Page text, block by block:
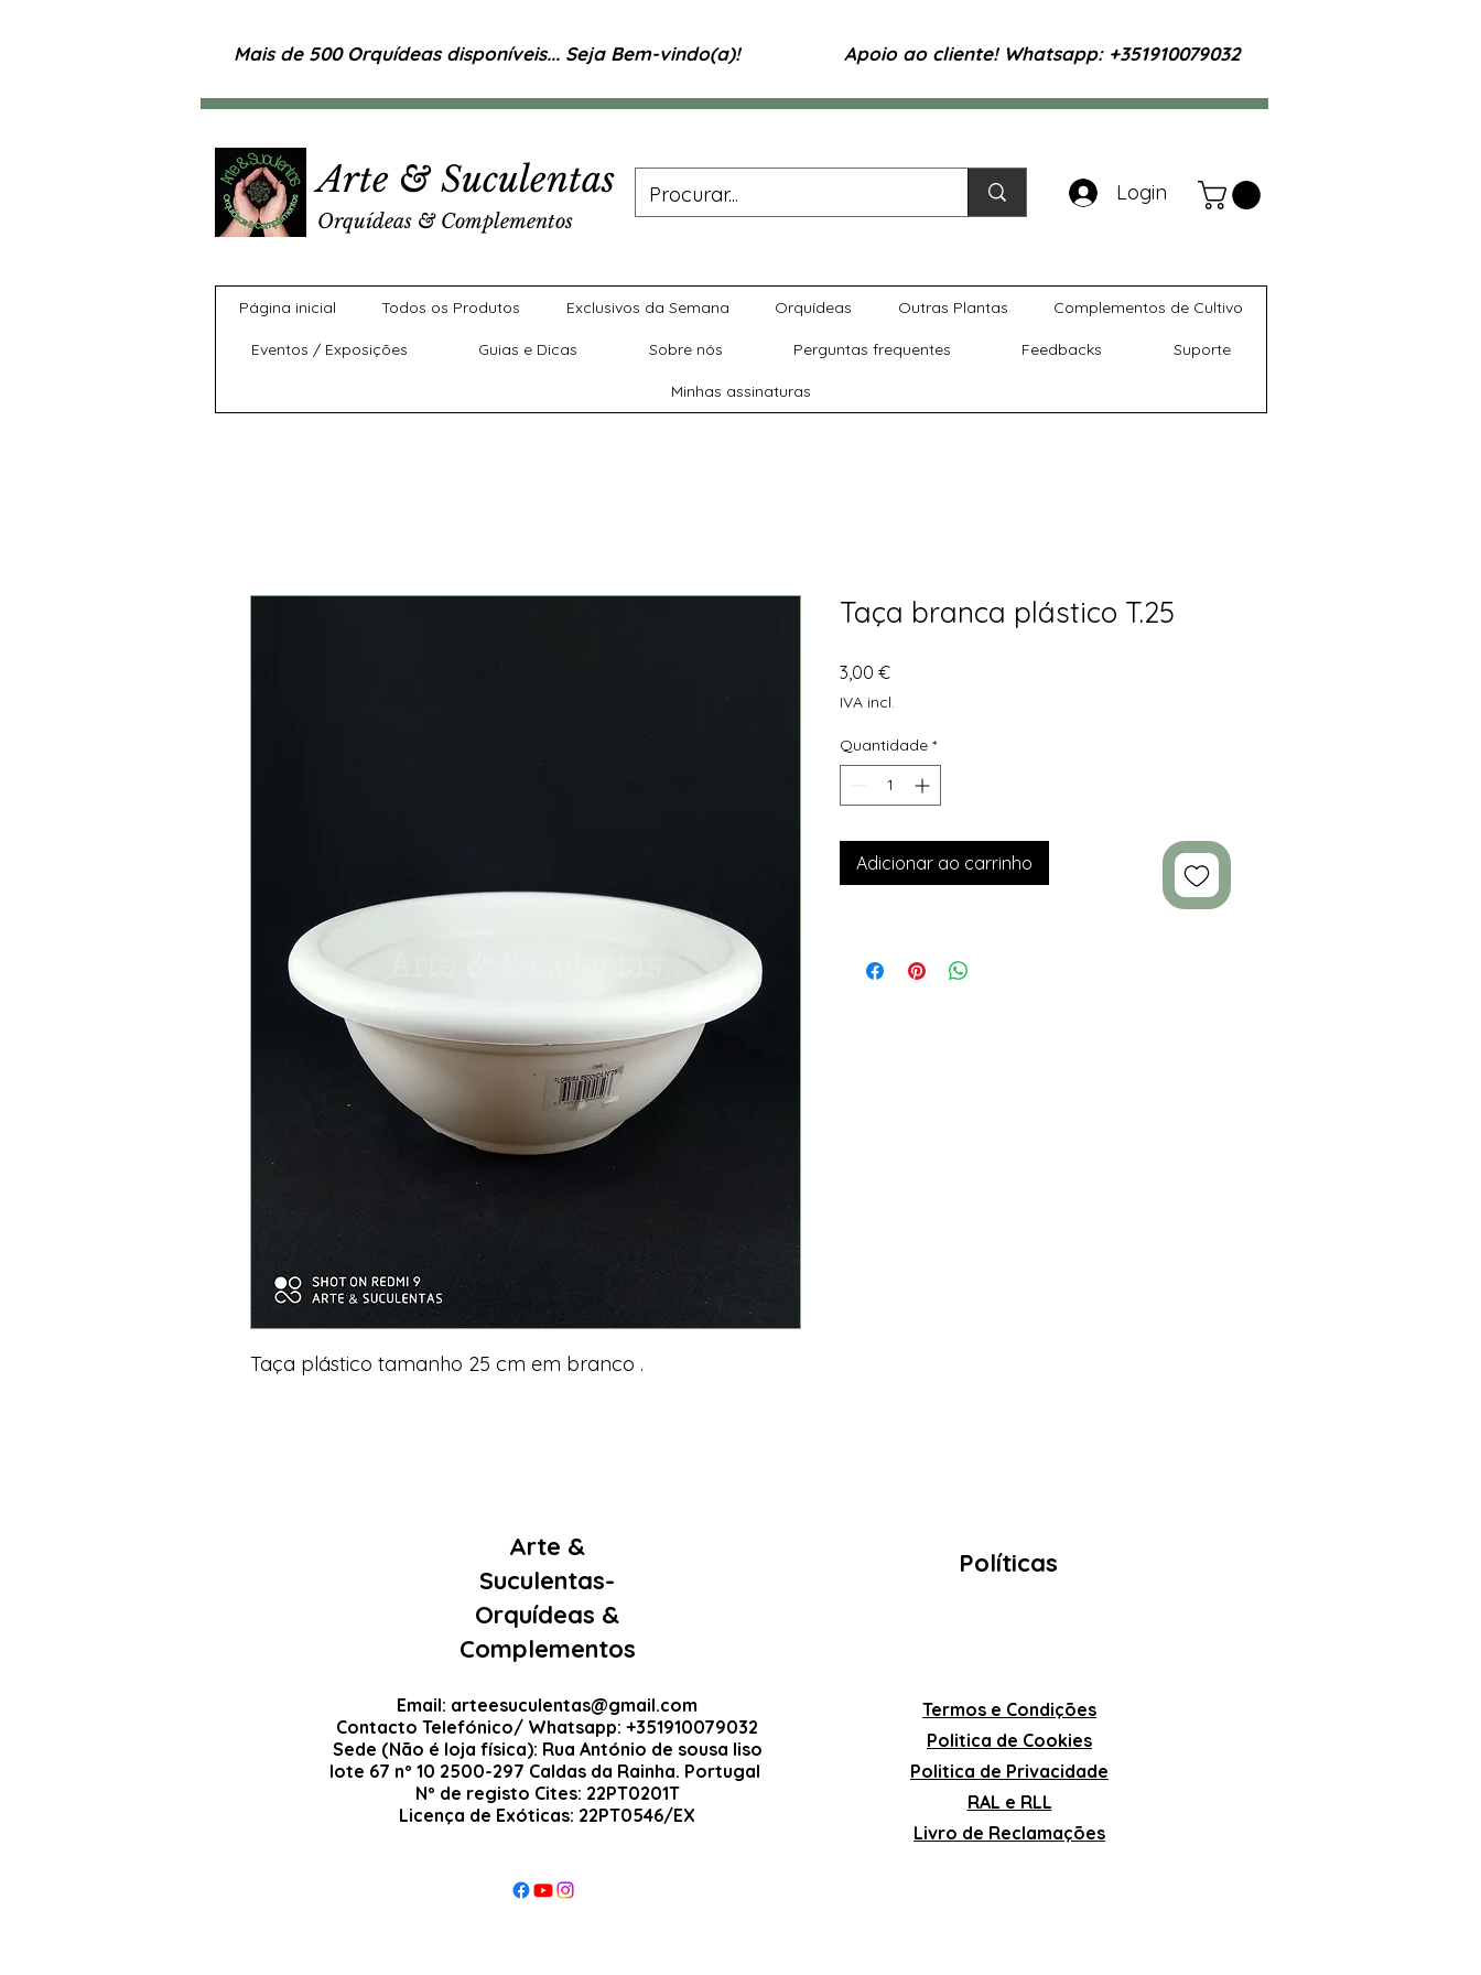
Mais de 500 Orquídeas disponíveis... Seja Bem-vindo(a)! Apoio ao cliente! Whatsapp: +351910079032
Arte & Suculentas
Orquídeas & Complementos
Login
Página inicial Todos os Produtos Exclusivos da Semana Orquídeas Outras Plantas Complementos de Cultivo
Eventos / Exposições Guias e Dicas Sobre nós Perguntas frequentes Feedbacks Suporte
Minhas assinaturas
Taça plástico tamanho 25 cm em branco .
Taça branca plástico T.25
3,00 €Preço
IVA incl.
Quantidade *
Adicionar ao carrinho
Arte &
Suculentas-
Orquídeas &
Complementos
Email: arteesuculentas@gmail.com
Contacto Telefónico/ Whatsapp: +351910079032
Sede (Não é loja física): Rua António de sousa liso
lote 67 nº 10 2500-297 Caldas da Rainha. Portugal
Nº de registo Cites: 22PT0201T
Licença de Exóticas: 22PT0546/EX
Políticas
Termos e Condições
Politica de Cookies
Politica de Privacidade
RAL e RLL
Livro de Reclamações